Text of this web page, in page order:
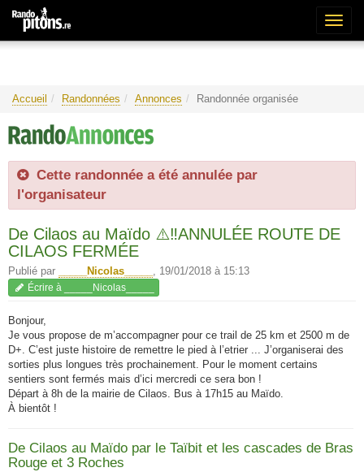
Accueil Randonnées Annonces Randonnée organisée
Cette randonnée a été annulée par
l'organisateur
De Cilaos au Maïdo ⚠️‼️ANNULÉE ROUTE DE
CILAOS FERMÉE
Publié par _____Nicolas_____ 19/01/2018 à 15:13
Écrire à _____Nicolas_____
Bonjour,
Je vous propose de m’accompagner pour ce trail de 25 km et 2500 m de
D+. C’est juste histoire de remettre le pied à l’etrier ... J’organiserai des
sorties plus longues très prochainement. Pour le moment certains
sentiers sont fermés mais d’ici mercredi ce sera bon !
Départ à 8h de la mairie de Cilaos. Bus à 17h15 au Maïdo.
À bientôt !
De Cilaos au Maïdo par le Taïbit et les cascades de Bras
Rouge et 3 Roches